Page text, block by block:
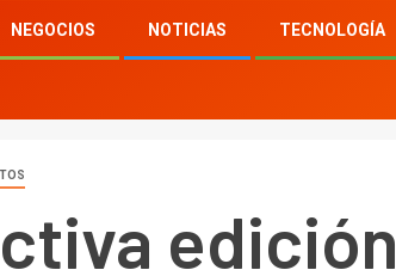
NEGOCIOS NOTICIAS TECNOLOGÍA
edición